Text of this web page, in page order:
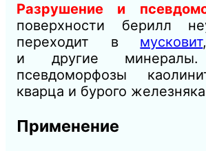
Разрушение и
поверхности берилл
переходит в мусковит
и другие
псевдоморфозы
кварца и бурого
Применение